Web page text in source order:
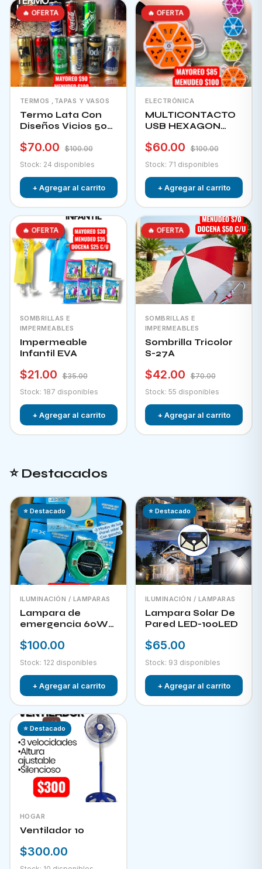
🔥 OFERTA
TERMOS ,TAPAS Y VASOS
Termo Lata Con
Diseños Vicios 500
$70.00
$100.00
Stock: 24 disponibles
+ Agregar al carrito
🔥 OFERTA
ELECTRÓNICA
MULTICONTACTO
USB HEXAGON
$60.00
$100.00
Stock: 71 disponibles
+ Agregar al carrito
🔥 OFERTA
SOMBRILLAS E
IMPERMEABLES
Impermeable
Infantil EVA
$21.00
$35.00
Stock: 187 disponibles
+ Agregar al carrito
🔥 OFERTA
SOMBRILLAS E
IMPERMEABLES
Sombrilla Tricolor
S-27A
$42.00
$70.00
Stock: 55 disponibles
+ Agregar al carrito
⭐ Destacados
⭐ Destacado
ILUMINACIÓN / LAMPARAS
Lampara de
emergencia 60W
$100.00
Stock: 122 disponibles
+ Agregar al carrito
⭐ Destacado
ILUMINACIÓN / LAMPARAS
Lampara Solar De
Pared LED-100LED
$65.00
Stock: 93 disponibles
+ Agregar al carrito
⭐ Destacado
HOGAR
Ventilador 10
$300.00